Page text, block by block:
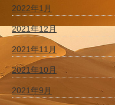
2022年1月
2021年12月
2021年11月
2021年10月
2021年9月